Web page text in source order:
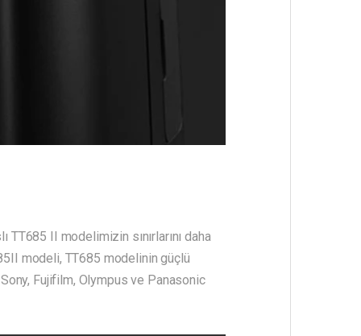
II modelimizin sınırlarını daha
modeli, TT685 modelinin güçlü
Fujifilm, Olympus ve Panasonic